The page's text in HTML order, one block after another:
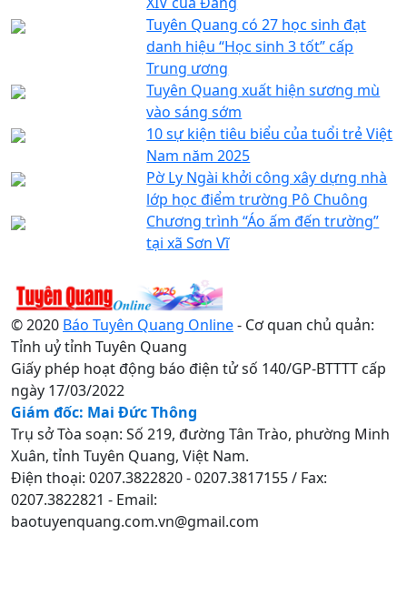
Tuyên Quang có 27 học sinh đạt
danh hiệu “Học sinh 3 tốt” cấp
Trung ương
Tuyên Quang xuất hiện sương mù
vào sáng sớm
10 sự kiện tiêu biểu của tuổi trẻ Việt
Nam năm 2025
Pờ Ly Ngài khởi công xây dựng nhà
lớp học điểm trường Pô Chuông
Chương trình “Áo ấm đến trường”
tại xã Sơn Vĩ
© 2020 Báo Tuyên Quang Online- Cơ quan chủ quản:
Tỉnh uỷ tỉnh Tuyên Quang
Giấy phép hoạt động báo điện tử số 140/GP-BTTTT cấp
ngày 17/03/2022
Giám đốc: Mai Đức Thông
Trụ sở Tòa soạn: Số 219, đường Tân Trào, phường Minh
Xuân, tỉnh Tuyên Quang, Việt Nam.
Điện thoại: 0207.3822820 - 0207.3817155 / Fax:
0207.3822821 - Email:
baotuyenquang.com.vn@gmail.com